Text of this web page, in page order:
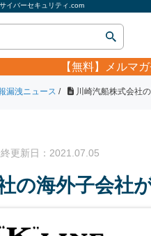
イバーセキュリティ.com
【無料】 メルマ
漏洩ニュース / 川崎汽船株式会社
更新日：2021.07.05
の海外子会社